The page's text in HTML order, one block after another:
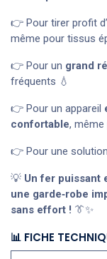
👉 Pour tirer profit
même pour tissus
👉 Pour un grand
fréquents 💧
👉 Pour un appareil
confortable, même
👉 Pour une
💡 Un fer puissant
une garde‑robe
sans effort ! 👔✨
📊 FICHE